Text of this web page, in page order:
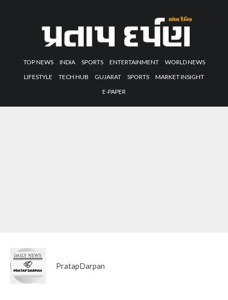
TOP NEWS INDIA SPORTS ENTERTAINMENT
WORLD NEWS
LIFESTYLE
TECH HUB GUJARAT SPORTS
MARKET INSIGHT
E-PAPER
PratapDarpan